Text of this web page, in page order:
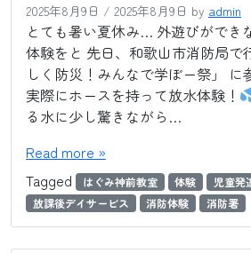
2025年8月9日 / 2025年8月9日 by admin
とても暑い夏休み… 外遊びができ
体験をと 先日、和歌山市消防局で
しく防災！みんなで学ぼー祭」 に
実際にホースを持って放水体験！
る水に少し驚きながら…
Read more »
Tagged
はぐみ神前教室 体験 児童発
放課後デイサービス
消防体験 消防署